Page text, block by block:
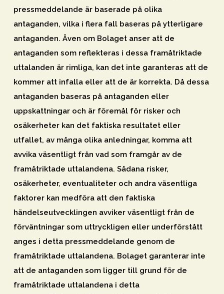
pressmeddelande är baserade på olika
antaganden, vilka i flera fall baseras på ytterligare
antaganden. Även om Bolaget anser att de
antaganden som reflekteras i dessa framåtriktade
uttalanden är rimliga, kan det inte garanteras att de
kommer att infalla eller att de är korrekta. Då dessa
antaganden baseras på antaganden eller
uppskattningar och är föremål för risker och
osäkerheter kan det faktiska resultatet eller
utfallet, av många olika anledningar, komma att
avvika väsentligt från vad som framgår av de
framåtriktade uttalandena. Sådana risker,
osäkerheter, eventualiteter och andra väsentliga
faktorer kan medföra att den faktiska
händelseutvecklingen avviker väsentligt från de
förväntningar som uttryckligen eller underförstått
anges i detta pressmeddelande genom de
framåtriktade uttalandena. Bolaget garanterar inte
att de antaganden som ligger till grund för de
framåtriktade uttalandena i detta